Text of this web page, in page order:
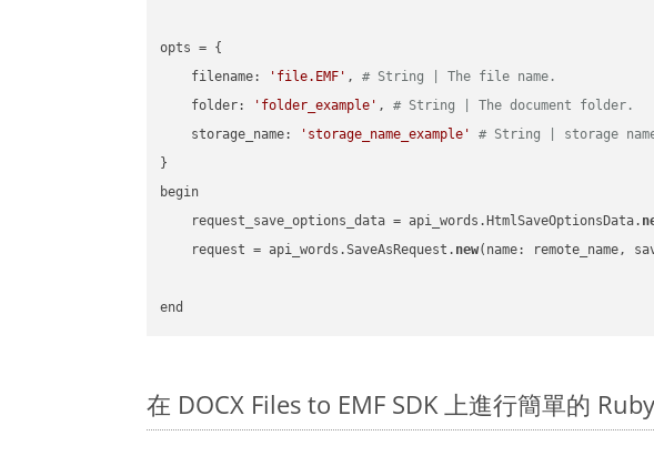
opts = {
    filename:
'file.EMF' , # String | The file name.
    folder:
'folder_example' , # String | The document folder.
    storage_name:
'storage_name_example'
# String | storage
}
begin
    request_save_options_data = api_words.HtmlSaveOptionsData.
    request = api_words.SaveAsRequest.
new(name: remote_name,
在 DOCX Files to EMF SDK 上進行簡單的